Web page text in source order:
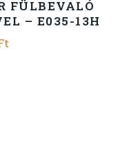
FÜLBEVALÓ
– E035-13H